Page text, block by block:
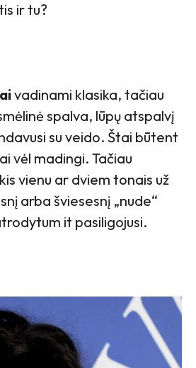
ir tu?
vadinami klasika, tačiau
spalva, lūpų atspalvį
su veido. Štai būtent
vėl madingi. Tačiau
vienu ar dviem tonais už
arba šviesesnį „nude“
it pasiligojusi.